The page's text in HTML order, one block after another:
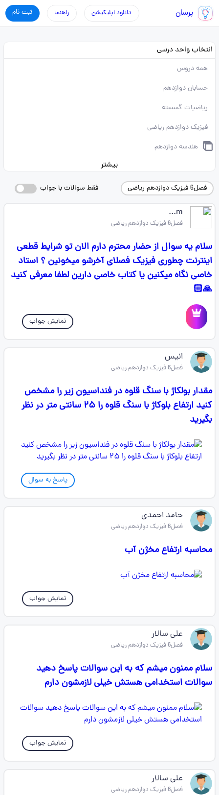
پرسان ثبت نام راهنما دانلود اپلیکیشن
انتخاب واحد درسی
همه دروس
حسابان دوازدهم
ریاضیات گسسته
فیزیک دوازدهم ریاضی
هندسه دوازدهم
بیشتر
فصل6 فیزیک دوازدهم ریاضی فقط سوالات با جواب
m...
فصل6 فیزیک دوازدهم ریاضی
سلام یه سوال از حضار محترم دارم الان تو شرایط قطعی
اینترنت چطوری فیزیک فصلای آخرشو میخونین ؟ استاد
خاصی نگاه میکنین یا کتاب خاصی دارین لطفا معرفی کنید
🙏🏻
نمایش جواب
انیس
فصل6 فیزیک دوازدهم ریاضی
مقدار بولکاژ با سنگ قلوه در فنداسیون زیر را مشخص
کنید ارتفاع بلوکاژ با سنگ قلوه را ۲۵ سانتی متر در نظر
بگیرید
پاسخ به سوال
حامد احمدی
فصل6 فیزیک دوازدهم ریاضی
محاسبه ارتفاع مخژن آب
نمایش جواب
علی سالار
فصل6 فیزیک دوازدهم ریاضی
سلام ممنون میشم که به این سوالات پاسخ دهید
سوالات استخدامی هستش خیلی لازمشون دارم
نمایش جواب
علی سالار
فصل6 فیزیک دوازدهم ریاضی